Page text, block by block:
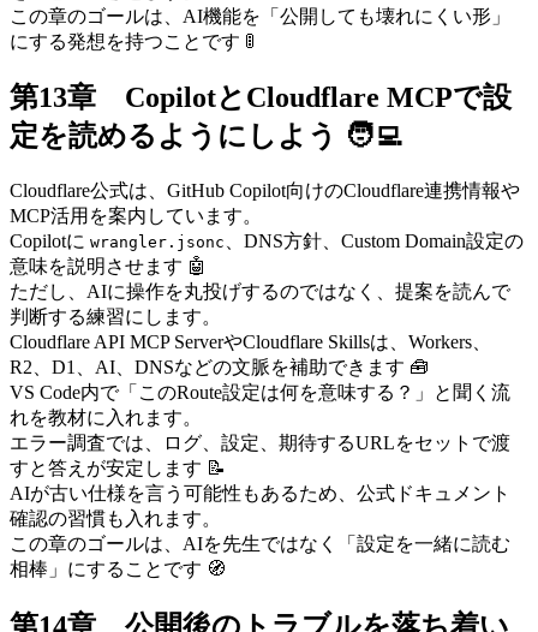
この章のゴールは、AI機能を「公開しても壊れにくい形」
にする発想を持つことです 🚦
第13章 CopilotとCloudflare MCPで設
定を読めるようにしよう 🧑‍💻
Cloudflare公式は、GitHub Copilot向けのCloudflare連携情報や
MCP活用を案内しています。
Copilotに wrangler.jsonc
、DNS方針、Custom Domain設定の
意味を説明させます 🤖
ただし、AIに操作を丸投げするのではなく、提案を読んで
判断する練習にします。
Cloudflare API MCP ServerやCloudflare Skillsは、Workers、
R2、D1、AI、DNSなどの文脈を補助できます 🧰
VS Code内で「このRoute設定は何を意味する？」と聞く流
れを教材に入れます。
エラー調査では、ログ、設定、期待するURLをセットで渡
すと答えが安定します 📝
AIが古い仕様を言う可能性もあるため、公式ドキュメント
確認の習慣も入れます。
この章のゴールは、AIを先生ではなく「設定を一緒に読む
相棒」にすることです 🧭